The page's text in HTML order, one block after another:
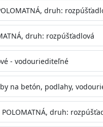
premiešajte a
jednu
alebo striekacou
po 30-60min./23°C po
minimálne 3-
aplikovať ďalšiu vrstvu
na poveternostných
vlhkosťou a nižšou
predlžuje.
druh:
druh: rozpúšťadlová
- vodouriediteľné
na betón, podlahy,
druh: